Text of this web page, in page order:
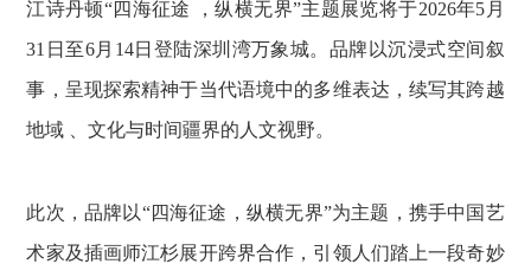
江诗丹顿“四海征途 ，纵横无界”主题展览将于2026年5月
31日至6月14日登陆深圳湾万象城。品牌以沉浸式空间叙
事，呈现探索精神于当代语境中的多维表达，续写其跨越
地域 、文化与时间疆界的人文视野。
此次，品牌以“四海征途，纵横无界”为主题，携手中国艺
术家及插画师江杉展开跨界合作，引领人们踏上一段奇妙